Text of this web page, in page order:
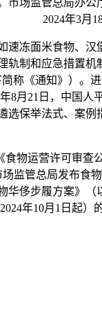
市场监管总局办
2024年3月
面米食物、汉
轨制和应急措置
称《通知》）。
8月21日，中国
选保举法式、案
运营许可审查
监管总局发布食
华侈步履方案》
年10月1日起